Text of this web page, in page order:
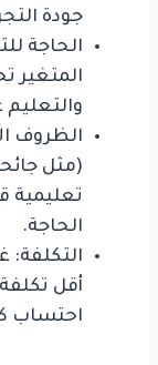
جودة
الحاجة
المتغير
الظروف
تعليمية
الحاجة.
التكلفة:
أقل
احتساب